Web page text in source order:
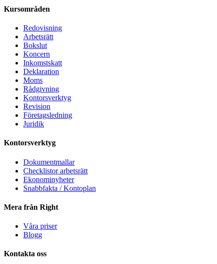
Kursområden
Redovisning
Arbetsrätt
Bokslut
Koncern
Inkomstskatt
Deklaration
Moms
Rådgivning
Kontorsverktyg
Revision
Företagsledning
Juridik
Kontorsverktyg
Dokumentmallar
Checklistor arbetsrätt
Ekonominyheter
Snabbfakta / Kontoplan
Mera från Right
Våra priser
Blogg
Kontakta oss